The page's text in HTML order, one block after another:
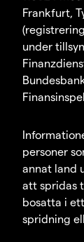
Frankfurt,
under
personer
annat land
att spridas
bosatta i
spridning